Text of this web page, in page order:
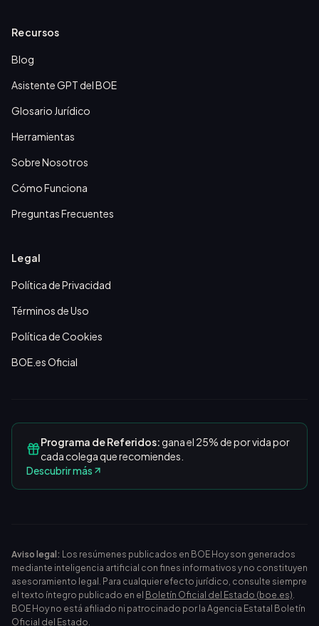
Recursos
Blog
Asistente GPT del BOE
Glosario Jurídico
Herramientas
Sobre Nosotros
Cómo Funciona
Preguntas Frecuentes
Legal
Política de Privacidad
Términos de Uso
Política de Cookies
BOE.es Oficial
Programa de Referidos:gana el 25% de por vida por
cada colega que recomiendes.
Descubrir más
Aviso legal: Los resúmenes publicados en BOE Hoy son generados
mediante inteligencia artificial con fines informativos y no constituyen
asesoramiento legal. Para cualquier efecto jurídico, consulte siempre
el texto íntegro publicado en el Boletín Oficial del Estado (boe.es).
BOE Hoy no está afiliado ni patrocinado por la Agencia Estatal Boletín
Oficial del Estado.